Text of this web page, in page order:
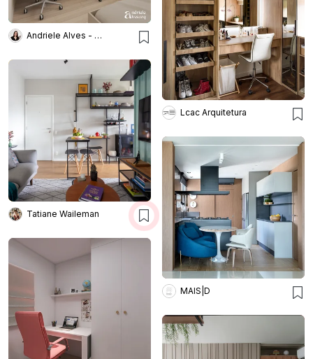
Andriele Alves - Arquiteta
Lcac Arquitetura
Tatiane Waileman
MAIS|D